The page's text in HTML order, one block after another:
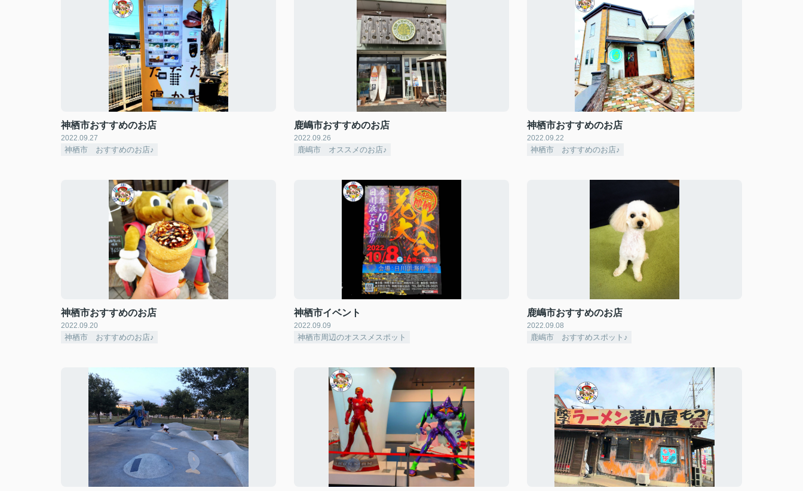
神栖市おすすめのお店
2022.09.27
神栖市 おすすめのお店♪
鹿嶋市おすすめのお店
2022.09.26
鹿嶋市 オススメのお店♪
神栖市おすすめのお店
2022.09.22
神栖市 おすすめのお店♪
神栖市おすすめのお店
2022.09.20
神栖市 おすすめのお店♪
神栖市イベント
2022.09.09
神栖市周辺のオススメスポット
鹿嶋市おすすめのお店
2022.09.08
鹿嶋市 おすすめスポット♪